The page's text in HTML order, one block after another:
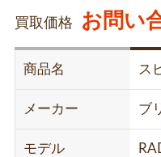
買取価格 お問い
商品名 ス
メーカー ブ
モデル